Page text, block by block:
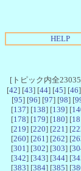
HELP
[トピック内全
[42] [43] [44] [45] [46
[95] [96] [97] [98] [
[137] [138] [139] [
[178] [179] [180] [
[219] [220] [221 ] [
[260] [261 ] [262] [
[301 ] [302] [303] [
[342] [343] [344] [
[383] [384] [385] [